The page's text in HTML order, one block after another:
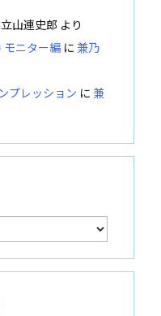
立山連史郎 より
ニター編 に 兼乃
プレッション に 兼